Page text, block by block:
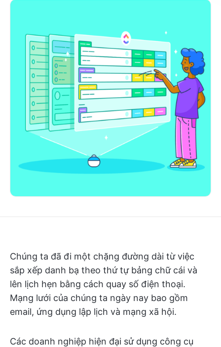
Chúng ta đã đi một chặng đường dài từ việc
sắp xếp danh bạ theo thứ tự bảng chữ cái và
lên lịch hẹn bằng cách quay số điện thoại.
Mạng lưới của chúng ta ngày nay bao gồm
email, ứng dụng lập lịch và mạng xã hội.
Các doanh nghiệp hiện đại sử dụng công cụ